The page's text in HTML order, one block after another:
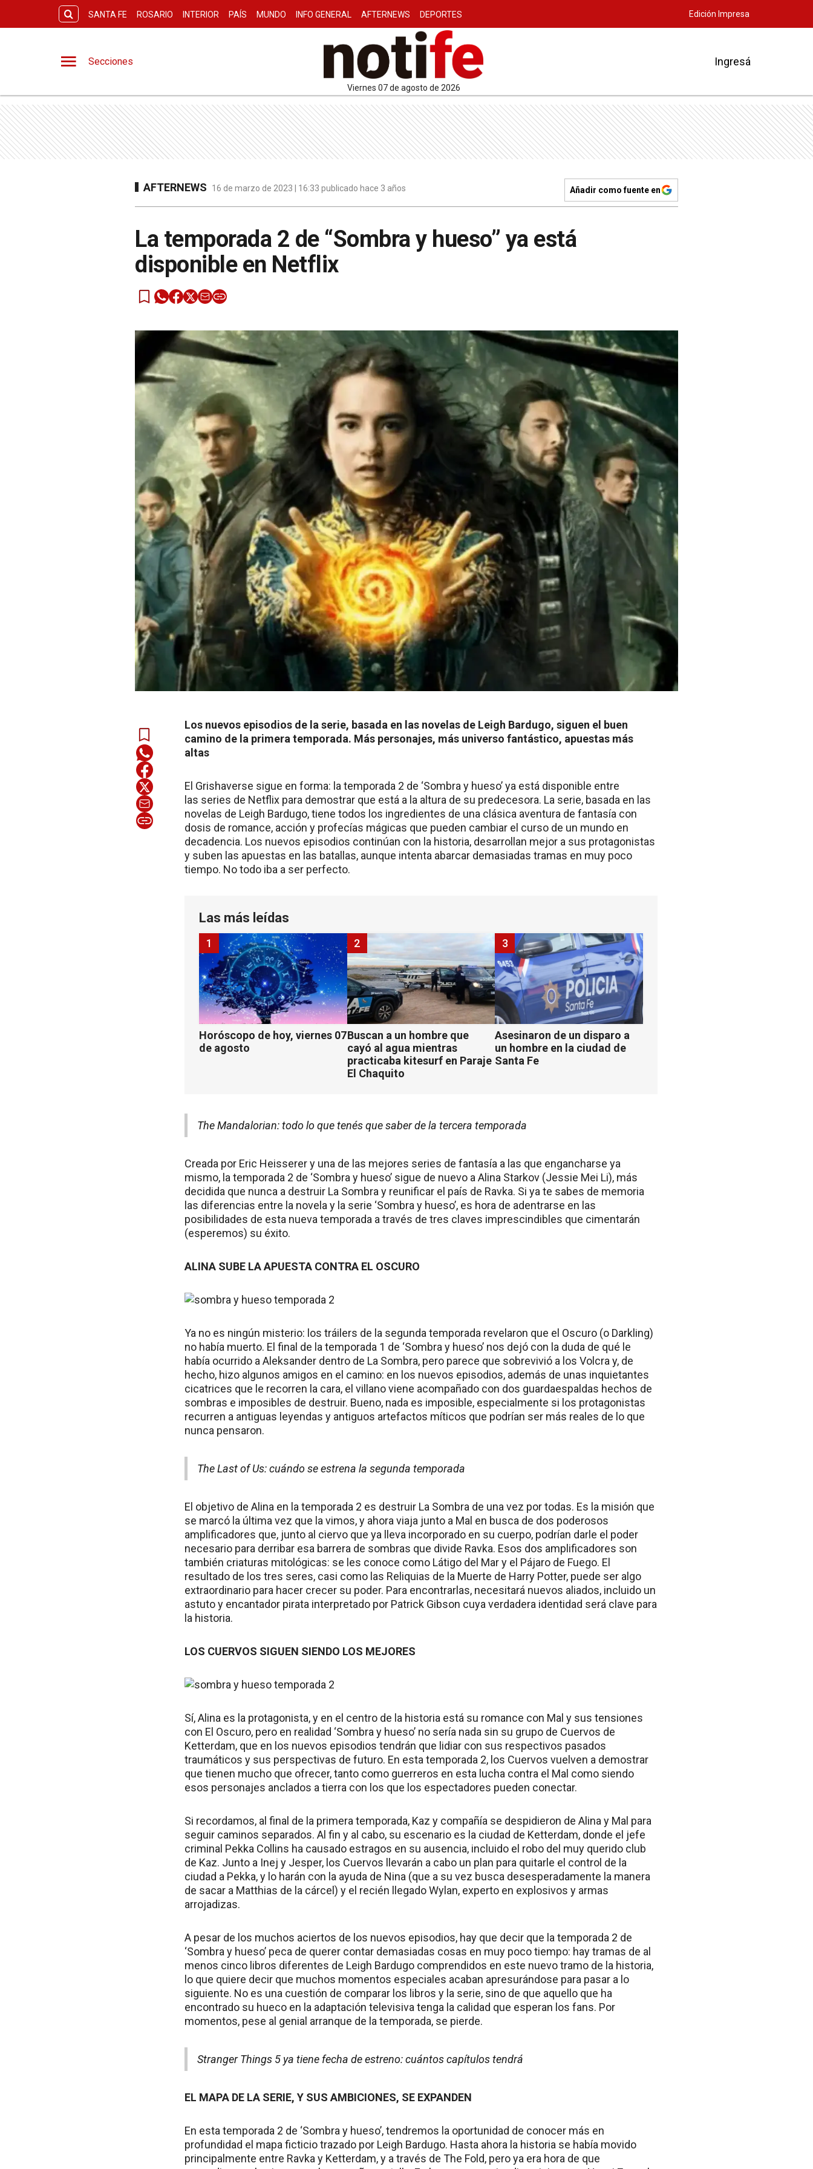
SANTA FE ROSARIO INTERIOR PAÍS MUNDO INFO GENERAL AFTERNEWS DEPORTES Edición Impresa
Secciones
viernes 07 de agosto de 2026
Ingresá
AFTERNEWS 16 de marzo de 2023 | 16:33 publicado hace 3 años Añadir como fuente en
La temporada 2 de “Sombra y hueso” ya está
disponible en Netflix
Los nuevos episodios de la serie, basada en las novelas de Leigh Bardugo, siguen el buen
camino de la primera temporada. Más personajes, más universo fantástico, apuestas más
altas
El Grishaverse sigue en forma: la temporada 2 de ‘Sombra y hueso’ ya está disponible entre
las series de Netflix para demostrar que está a la altura de su predecesora. La serie, basada en las
novelas de Leigh Bardugo, tiene todos los ingredientes de una clásica aventura de fantasía con
dosis de romance, acción y profecías mágicas que pueden cambiar el curso de un mundo en
decadencia. Los nuevos episodios continúan con la historia, desarrollan mejor a sus protagonistas
y suben las apuestas en las batallas, aunque intenta abarcar demasiadas tramas en muy poco
tiempo. No todo iba a ser perfecto.
Las más leídas
Horóscopo de hoy, viernes 07
de agosto
1
Buscan a un hombre que
cayó al agua mientras
practicaba kitesurf en Paraje
El Chaquito
2
Asesinaron de un disparo a
un hombre en la ciudad de
Santa Fe
3
The Mandalorian: todo lo que tenés que saber de la tercera temporada
Creada por Eric Heisserer y una de las mejores series de fantasía a las que engancharse ya
mismo, la temporada 2 de ‘Sombra y hueso’ sigue de nuevo a Alina Starkov (Jessie Mei Li), más
decidida que nunca a destruir La Sombra y reunificar el país de Ravka. Si ya te sabes de memoria
las diferencias entre la novela y la serie ‘Sombra y hueso’, es hora de adentrarse en las
posibilidades de esta nueva temporada a través de tres claves imprescindibles que cimentarán
(esperemos) su éxito.
ALINA SUBE LA APUESTA CONTRA EL OSCURO
Ya no es ningún misterio: los tráilers de la segunda temporada revelaron que el Oscuro (o Darkling)
no había muerto. El final de la temporada 1 de ‘Sombra y hueso’ nos dejó con la duda de qué le
había ocurrido a Aleksander dentro de La Sombra, pero parece que sobrevivió a los Volcra y, de
hecho, hizo algunos amigos en el camino: en los nuevos episodios, además de unas inquietantes
cicatrices que le recorren la cara, el villano viene acompañado con dos guardaespaldas hechos de
sombras e imposibles de destruir. Bueno, nada es imposible, especialmente si los protagonistas
recurren a antiguas leyendas y antiguos artefactos míticos que podrían ser más reales de lo que
nunca pensaron.
The Last of Us: cuándo se estrena la segunda temporada
El objetivo de Alina en la temporada 2 es destruir La Sombra de una vez por todas. Es la misión que
se marcó la última vez que la vimos, y ahora viaja junto a Mal en busca de dos poderosos
amplificadores que, junto al ciervo que ya lleva incorporado en su cuerpo, podrían darle el poder
necesario para derribar esa barrera de sombras que divide Ravka. Esos dos amplificadores son
también criaturas mitológicas: se les conoce como Látigo del Mar y el Pájaro de Fuego. El
resultado de los tres seres, casi como las Reliquias de la Muerte de Harry Potter, puede ser algo
extraordinario para hacer crecer su poder. Para encontrarlas, necesitará nuevos aliados, incluido un
astuto y encantador pirata interpretado por Patrick Gibson cuya verdadera identidad será clave para
la historia.
LOS CUERVOS SIGUEN SIENDO LOS MEJORES
Sí, Alina es la protagonista, y en el centro de la historia está su romance con Mal y sus tensiones
con El Oscuro, pero en realidad ‘Sombra y hueso’ no sería nada sin su grupo de Cuervos de
Ketterdam, que en los nuevos episodios tendrán que lidiar con sus respectivos pasados
traumáticos y sus perspectivas de futuro. En esta temporada 2, los Cuervos vuelven a demostrar
que tienen mucho que ofrecer, tanto como guerreros en esta lucha contra el Mal como siendo
esos personajes anclados a tierra con los que los espectadores pueden conectar.
Si recordamos, al final de la primera temporada, Kaz y compañía se despidieron de Alina y Mal para
seguir caminos separados. Al fin y al cabo, su escenario es la ciudad de Ketterdam, donde el jefe
criminal Pekka Collins ha causado estragos en su ausencia, incluido el robo del muy querido club
de Kaz. Junto a Inej y Jesper, los Cuervos llevarán a cabo un plan para quitarle el control de la
ciudad a Pekka, y lo harán con la ayuda de Nina (que a su vez busca desesperadamente la manera
de sacar a Matthias de la cárcel) y el recién llegado Wylan, experto en explosivos y armas
arrojadizas.
A pesar de los muchos aciertos de los nuevos episodios, hay que decir que la temporada 2 de
‘Sombra y hueso’ peca de querer contar demasiadas cosas en muy poco tiempo: hay tramas de al
menos cinco libros diferentes de Leigh Bardugo comprendidos en este nuevo tramo de la historia,
lo que quiere decir que muchos momentos especiales acaban apresurándose para pasar a lo
siguiente. No es una cuestión de comparar los libros y la serie, sino de que aquello que ha
encontrado su hueco en la adaptación televisiva tenga la calidad que esperan los fans. Por
momentos, pese al genial arranque de la temporada, se pierde.
Stranger Things 5 ya tiene fecha de estreno: cuántos capítulos tendrá
EL MAPA DE LA SERIE, Y SUS AMBICIONES, SE EXPANDEN
En esta temporada 2 de ‘Sombra y hueso’, tendremos la oportunidad de conocer más en
profundidad el mapa ficticio trazado por Leigh Bardugo. Hasta ahora la historia se había movido
principalmente entre Ravka y Ketterdam, y a través de The Fold, pero ya era hora de que